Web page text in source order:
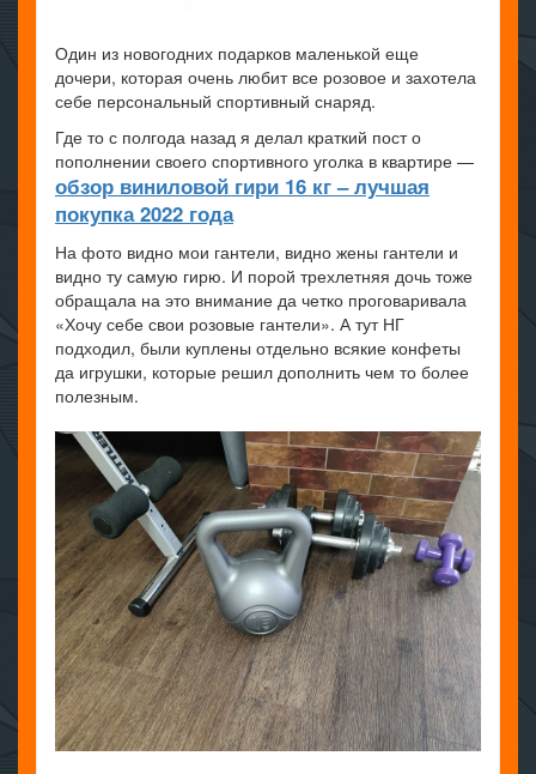
Один из новогодних подарков маленькой еще
дочери, которая очень любит все розовое и захотела
себе персональный спортивный снаряд.
Где то с полгода назад я делал краткий пост о
пополнении своего спортивного уголка в квартире —
обзор виниловой гири 16 кг – лучшая
покупка 2022 года
На фото видно мои гантели, видно жены гантели и
видно ту самую гирю. И порой трехлетняя дочь тоже
обращала на это внимание да четко проговаривала
«Хочу себе свои розовые гантели». А тут НГ
подходил, были куплены отдельно всякие конфеты
да игрушки, которые решил дополнить чем то более
полезным.